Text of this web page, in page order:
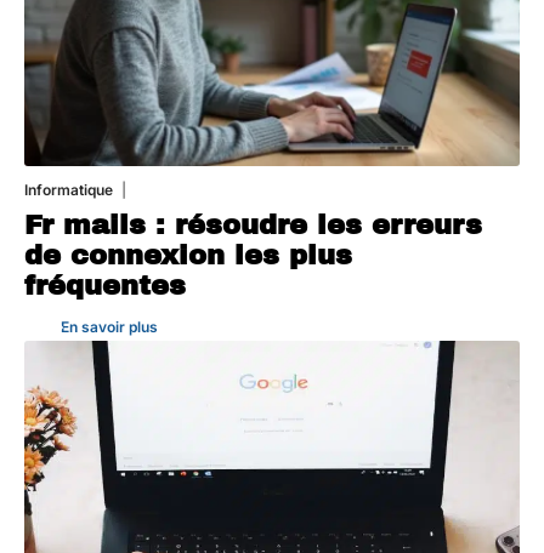
Informatique
Fr mails : résoudre les erreurs
de connexion les plus
fréquentes
En savoir plus